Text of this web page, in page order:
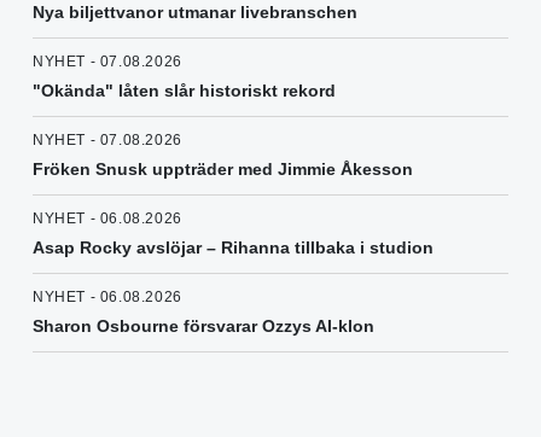
Nya biljettvanor utmanar livebranschen
NYHET - 07.08.2026
"Okända" låten slår historiskt rekord
NYHET - 07.08.2026
Fröken Snusk uppträder med Jimmie Åkesson
NYHET - 06.08.2026
Asap Rocky avslöjar – Rihanna tillbaka i studion
NYHET - 06.08.2026
Sharon Osbourne försvarar Ozzys AI-klon